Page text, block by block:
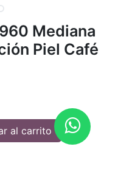
Mediana
Piel Café
al carrito